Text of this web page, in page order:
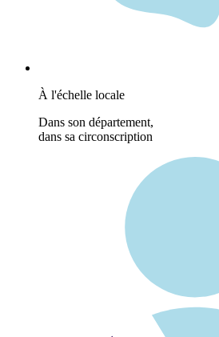
À l'échelle locale
Dans son département,
dans sa circonscription